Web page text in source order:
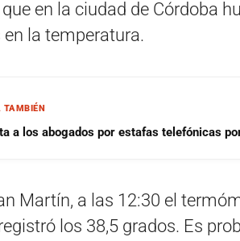
en la ciudad de Córdoba
la temperatura.
TAMBIÉN
a los abogados por estafas telefónicas
Martín, a las 12:30 el
los 38,5 grados. Es